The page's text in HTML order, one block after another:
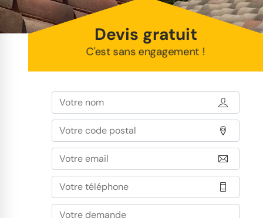
Devis gratuit
C'est sans engagement !